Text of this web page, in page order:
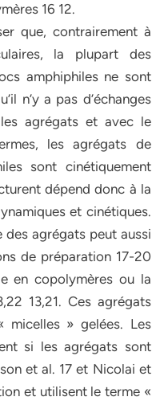
16 12.
que, contrairement à
la plupart des
amphiphiles ne sont
n’y a pas d’échanges
les agrégats et avec le
les agrégats de
sont cinétiquement
dépend donc à la
et cinétiques.
agrégats peut aussi
de préparation 17-20
en copolymères ou la
13,21. Ces agrégats
» gelées. Les
si les agrégats sont
et al. 17 et Nicolai et
et utilisent le terme «